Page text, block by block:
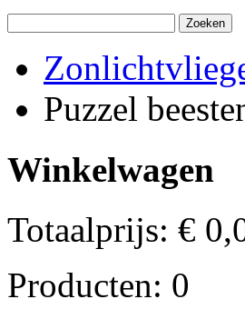
Puzzel
Winkelwagen
Totaalprijs: €
Producten: 0